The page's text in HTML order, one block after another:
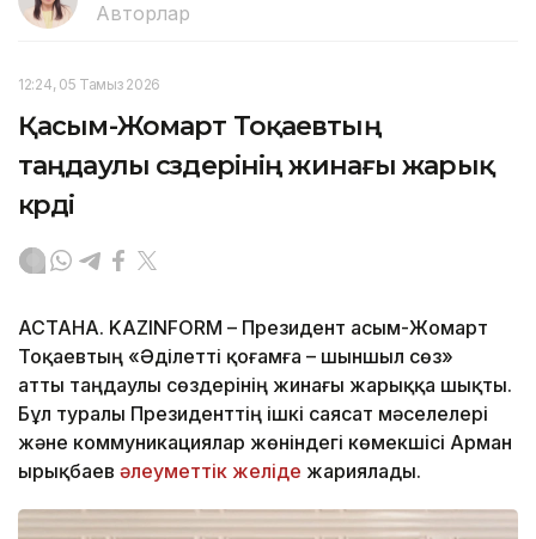
Авторлар
12:24, 05 Тамыз 2026
Қасым-Жомарт Тоқаевтың
таңдаулы сөздерінің жинағы жарық
көрді
АСТАНА. KAZINFORM – Президент Қасым-Жомарт
Тоқаевтың «Әділетті қоғамға – шыншыл сөз»
атты таңдаулы сөздерінің жинағы жарыққа шықты.
Бұл туралы Президенттің ішкі саясат мәселелері
және коммуникациялар жөніндегі көмекшісі Арман
Қырықбаев әлеуметтік желіде жариялады.